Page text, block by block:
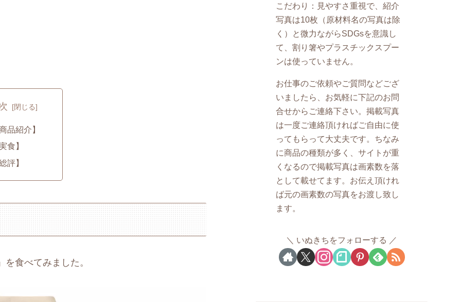
品紹介】
食】
評】
食べてみました。
こだわり：見やすさ重視で、紹介
写真は10枚（原材料名の写真は除
く）と微力ながらSDGsを意識し
て、割り箸やプラスチックスプー
ンは使っていません。
お仕事のご依頼やご質問などござ
いましたら、お気軽に下記のお問
合せからご連絡下さい。掲載写真
は一度ご連絡頂ければご自由に使
ってもらって大丈夫です。ちなみ
に商品の種類が多く、サイトが重
くなるので掲載写真は画素数を落
として載せてます。お伝え頂けれ
ば元の画素数の写真をお渡し致し
ます。
いぬきちをフォローする